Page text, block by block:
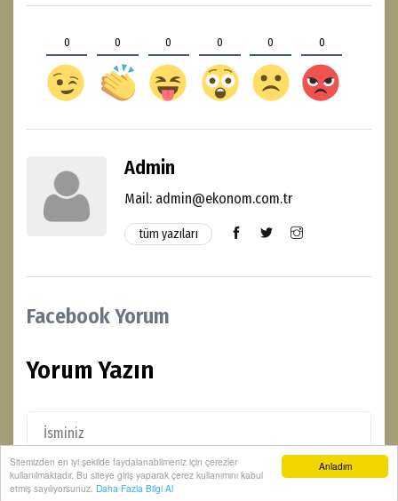
Anladım
Sitemizden en iyi şekilde faydalanabilmeniz için çerezler
kullanılmaktadır. Bu siteye giriş yaparak çerez kullanımını kabul
etmiş sayılıyorsunuz. Daha Fazla Bilgi Al
0 0 0 0 0 0
Admin
Mail: admin@ekonom.com.tr
tüm yazıları
Facebook Yorum
Yorum Yazın